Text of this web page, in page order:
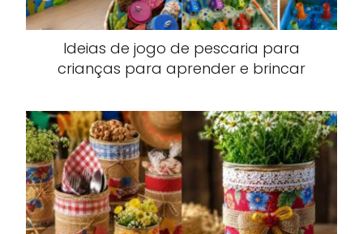
Ideias de jogo de pescaria para
crianças para aprender e brincar